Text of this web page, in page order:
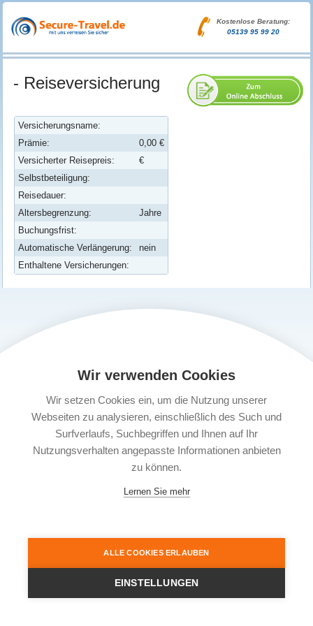
Kostenlose Beratung:
05139 95 99 20
- Reiseversicherung
Versicherungsname:
Prämie:
0,00 €
Versicherter Reisepreis:
€
Selbstbeteiligung:
Reisedauer:
Altersbegrenzung:
Jahre
Buchungsfrist:
Automatische Verlängerung:
nein
Enthaltene Versicherungen:
Wir verwenden Cookies
Wir setzen Cookies ein, um die Nutzung unserer
Webseiten zu analysieren, einschließlich des Such und
Surfverlaufs, Suchbegriffen und Ihnen auf Ihr
Nutzungsverhalten angepasste Informationen anbieten
zu können.
Lernen Sie mehr
ALLE COOKIES ERLAUBEN
EINSTELLUNGEN